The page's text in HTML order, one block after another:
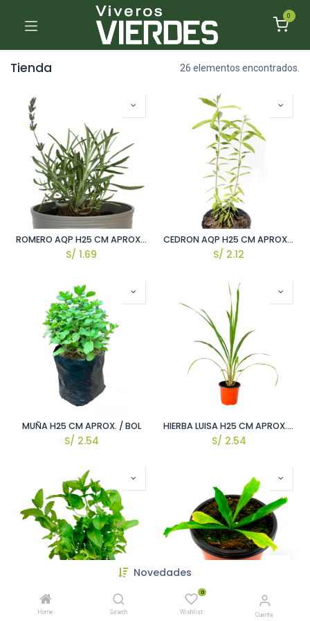
Novedades
Home Search
0
Wishlist Cuenta
0
Tienda 26 elementos encontrados.
ROMERO AQP H25 CM APROX. / BOL
S/ 1.69
CEDRON AQP H25 CM APROX. / BOL
S/ 2.12
MUÑA H25 CM APROX. / BOL
S/ 2.54
HIERBA LUISA H25 CM APROX. / BOL
S/ 2.54